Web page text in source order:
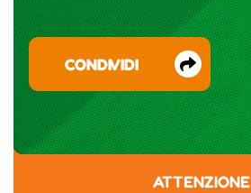
CONDIVIDI
ATTENZIONE